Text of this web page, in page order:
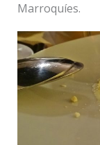
Marroquíes.